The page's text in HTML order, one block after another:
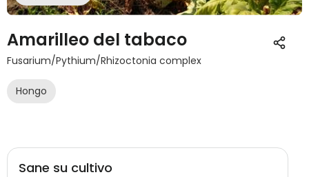
Amarilleo del tabaco
Fusarium/Pythium/Rhizoctonia complex
Hongo
Sane su cultivo